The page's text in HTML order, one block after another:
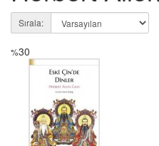
Sırala:
%30